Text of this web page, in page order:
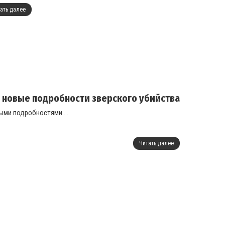
далее
подробности зверского убийства
подробностями....
Читать далее